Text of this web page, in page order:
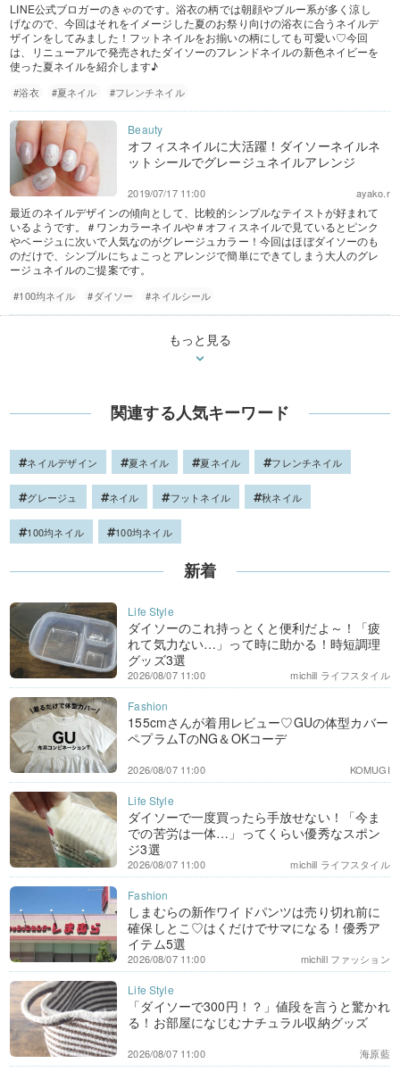
LINE公式ブロガーのきゃのです。浴衣の柄では朝顔やブルー系が多く涼し
げなので、今回はそれをイメージした夏のお祭り向けの浴衣に合うネイルデ
ザインをしてみました！フットネイルをお揃いの柄にしても可愛い♡今回
は、リニューアルで発売されたダイソーのフレンドネイルの新色ネイビーを
使った夏ネイルを紹介します♪
#浴衣 #夏ネイル #フレンチネイル
オフィスネイルに大活躍！ダイソーネイルネ
ットシールでグレージュネイルアレンジ
ayako.r
2019/07/17 11:00
最近のネイルデザインの傾向として、比較的シンプルなテイストが好まれて
いるようです。＃ワンカラーネイルや＃オフィスネイルで見ているとピンク
やベージュに次いで人気なのがグレージュカラー！今回はほぼダイソーのも
のだけで、シンプルにちょこっとアレンジで簡単にできてしまう大人のグレ
ージュネイルのご提案です。
#100均ネイル #ダイソー #ネイルシール
もっと見る
関連する人気キーワード
ネイルデザイン 夏ネイル 夏ネイル フレンチネイル
グレージュ ネイル フットネイル 秋ネイル
100均ネイル 100均ネイル
新着
ダイソーのこれ持っとくと便利だよ～！「疲
れて気力ない…」って時に助かる！時短調理
グッズ3選
michill ライフスタイル
2026/08/07 11:00
155cmさんが着用レビュー♡GUの体型カバー
ペプラムTのNG＆OKコーデ
KOMUGI
2026/08/07 11:00
ダイソーで一度買ったら手放せない！「今ま
での苦労は一体…」ってくらい優秀なスポン
ジ3選
michill ライフスタイル
2026/08/07 11:00
しまむらの新作ワイドパンツは売り切れ前に
確保しとこ♡はくだけでサマになる！優秀ア
イテム5選
michill ファッション
2026/08/07 11:00
「ダイソーで300円！？」値段を言うと驚かれ
る！お部屋になじむナチュラル収納グッズ
海原藍
2026/08/07 11:00